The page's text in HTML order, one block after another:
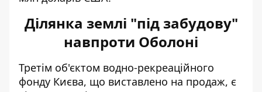
Ділянка землі "під забудову"
навпроти Оболоні
Третім об'єктом водно-рекреаційного
фонду Києва, що виставлено на продаж, є